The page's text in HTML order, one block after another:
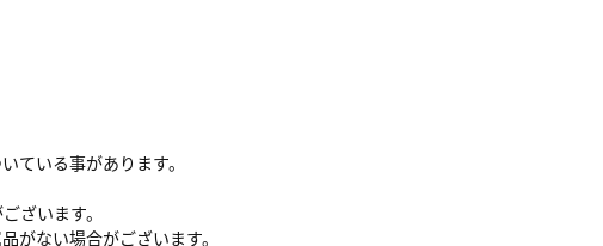
ている事があります。
ざいます。
がない場合がございます。